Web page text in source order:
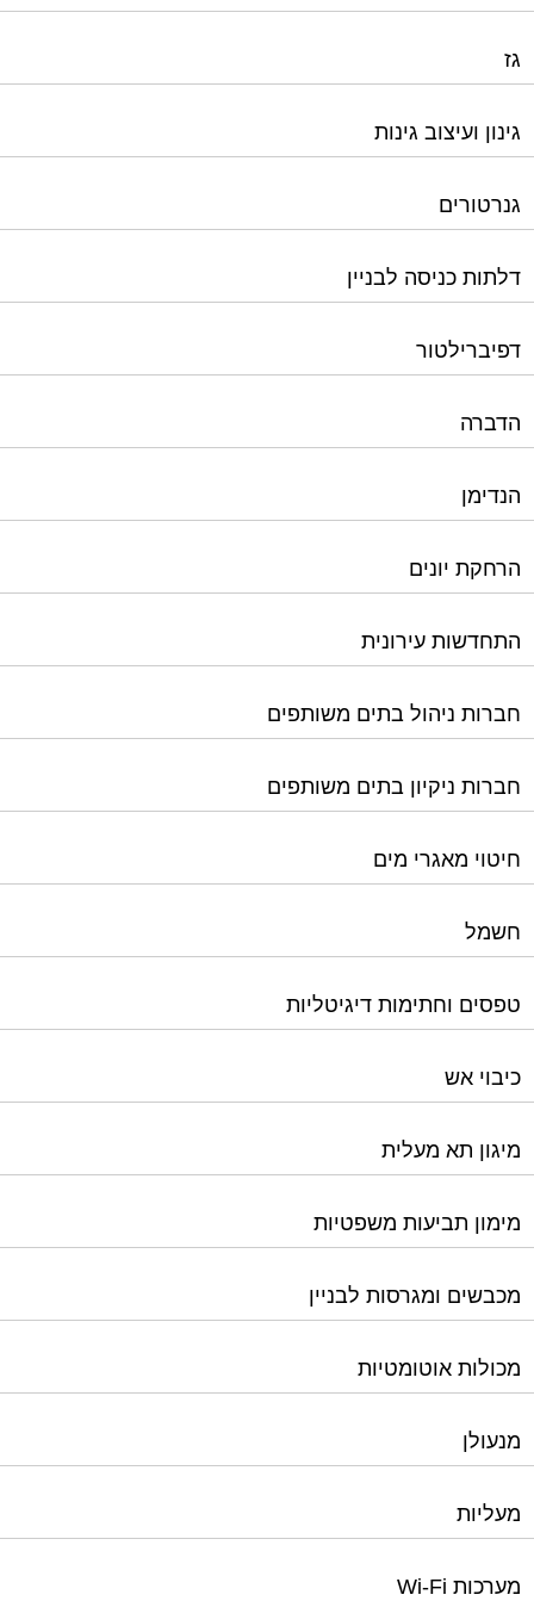
גז
גינון ועיצוב גינות
גנרטורים
דלתות כניסה לבניין
דפיברילטור
הדברה
הנדימן
הרחקת יונים
התחדשות עירונית
חברות ניהול בתים משותפים
חברות ניקיון בתים משותפים
חיטוי מאגרי מים
חשמל
טפסים וחתימות דיגיטליות
כיבוי אש
מיגון תא מעלית
מימון תביעות משפטיות
מכבשים ומגרסות לבניין
מכולות אוטומטיות
מנעולן
מעליות
מערכות Wi-Fi